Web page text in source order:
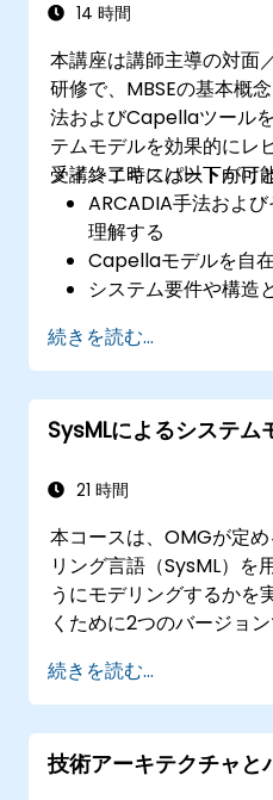
14 時間
本講座は講師主導の対面
研修で、MBSEの基本概
法およびCapellaツール
テムモデルを効果的にレ
メインエキスパート向け
受講終了時には以下が可
ARCADIA手法およ
理解する
Capellaモデルを自
システム要件や構造
Capella上で明確か
トを付記する
続きを読む...
SysMLによるシステム
21 時間
本コースは、OMGが定
リング言語（SysML）を
うにモデリングするかを
くために2つのバージョ
者が学んだ内容を任意の
グ手法やツールに応用で
す。
続きを読む...
技術アーキテクチャと